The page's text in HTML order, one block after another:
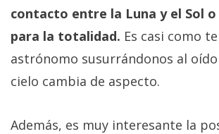
contacto entre la Luna y el Sol
para la totalidad. Es casi como
astrónomo susurrándonos al
cielo cambia de aspecto.
Además, es muy interesante la